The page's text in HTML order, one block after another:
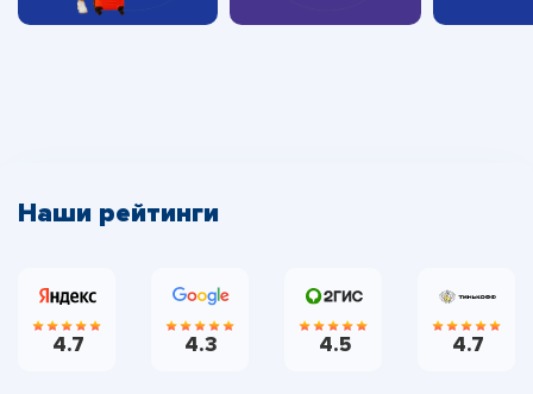
Наши рейтинги
4.7 4.3 4.5 4.7